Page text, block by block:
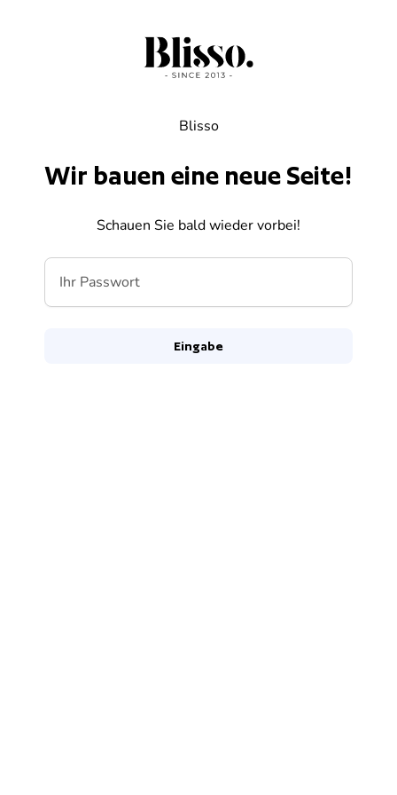
Blisso
Wir bauen eine neue Seite!
Schauen Sie bald wieder vorbei!
Ihr Passwort
Eingabe